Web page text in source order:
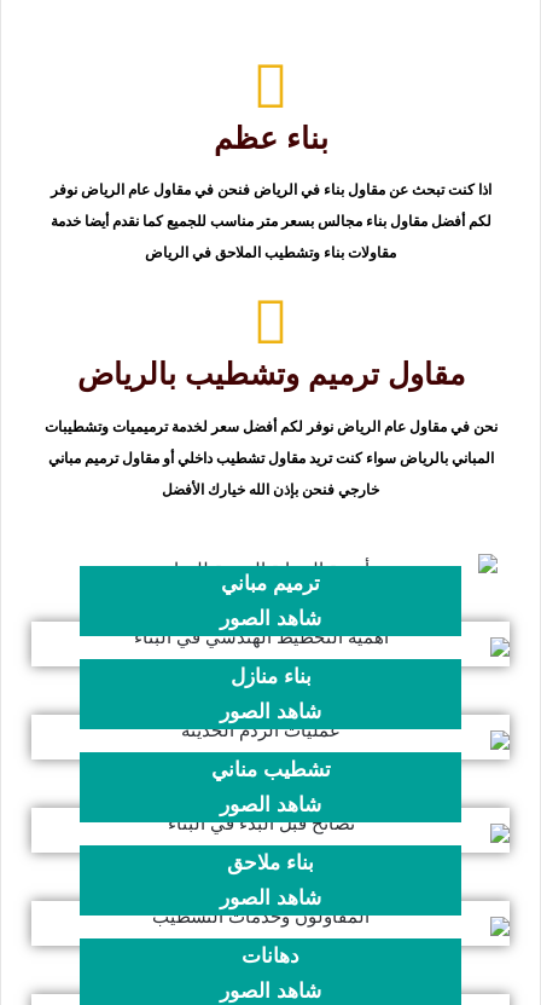
بناء عظم
اذا كنت تبحث عن مقاول بناء في الرياض فنحن في مقاول عام الرياض نوفر
لكم أفضل مقاول بناء مجالس بسعر متر مناسب للجميع كما نقدم أيضا خدمة
مقاولات بناء وتشطيب الملاحق في الرياض
مقاول ترميم وتشطيب بالرياض
نحن في مقاول عام الرياض نوفر لكم أفضل سعر لخدمة ترميميات وتشطيبات
المباني بالرياض سواء كنت تريد مقاول تشطيب داخلي أو مقاول ترميم مباني
خارجي فنحن بإذن الله خيارك الأفضل
ترميم مباني
شاهد الصور
بناء منازل
شاهد الصور
تشطيب مناني
شاهد الصور
بناء ملاحق
شاهد الصور
دهانات
شاهد الصور